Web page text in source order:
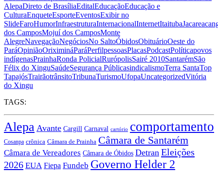
AlepaDireto de BrasíliaEditalEducaçãoEducação e
CulturaEnqueteEsporteEventosExibir no
SlideFaroHumorInfraestruturaInternacionalInternetItaituba
dos CamposMojuí dos CamposMonte
AlegreNavegaçãoNegóciosNo SaltoÓbidosObituárioOeste do
ParáOpiniãoOriximináParáPerfilpessoasPlacasPodcastPolíticapovos
indígenasPrainhaRonda PolicialRurópolisSairé 2010SantarémSão
Félix do XinguSaúdeSegurança PúblicasindicalismoTerra SantaTop
TapajósTrairãotrânsitoTribunaTurismoUfopaUncategorizedVitória
do Xingu
TAGS:
Alepa Avante Cargill Carnaval cartório comportamento
Cosanpa crônica Câmara de Prainha Câmara de Santarém
Câmara de Vereadores Câmara de Óbidos Detran Eleições
2026 EUA Fiepa Fundeb Governo Helder 2